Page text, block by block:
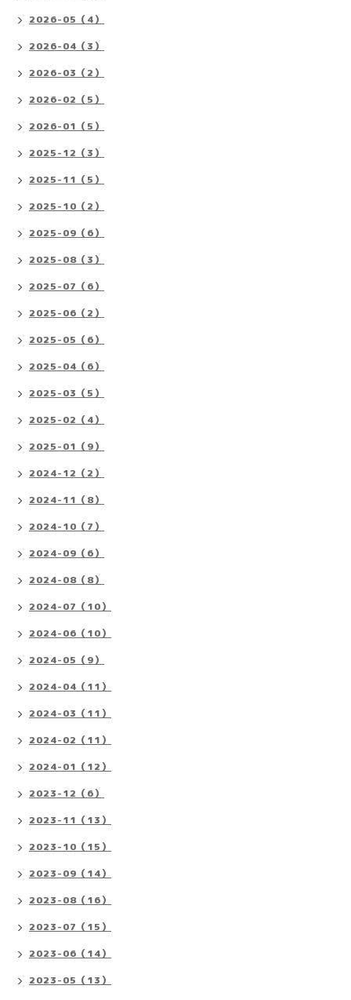
2026-05（4）
2026-04（3）
2026-03（2）
2026-02（5）
2026-01（5）
2025-12（3）
2025-11（5）
2025-10（2）
2025-09（6）
2025-08（3）
2025-07（6）
2025-06（2）
2025-05（6）
2025-04（6）
2025-03（5）
2025-02（4）
2025-01（9）
2024-12（2）
2024-11（8）
2024-10（7）
2024-09（6）
2024-08（8）
2024-07（10）
2024-06（10）
2024-05（9）
2024-04（11）
2024-03（11）
2024-02（11）
2024-01（12）
2023-12（6）
2023-11（13）
2023-10（15）
2023-09（14）
2023-08（16）
2023-07（15）
2023-06（14）
2023-05（13）